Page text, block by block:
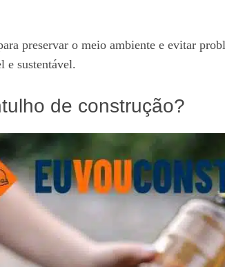
preservar o meio ambiente e evitar
e sustentável.
de construção?